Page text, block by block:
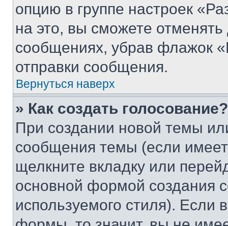
опцию в группе настроек
на это, вы сможете
сообщениях, убрав флажок
отправки сообщения.
Вернуться наверх
» Как создать голосование?
При создании новой темы
сообщения темы (если
щелкните вкладку или
основной формой создания
используемого стиля). Если